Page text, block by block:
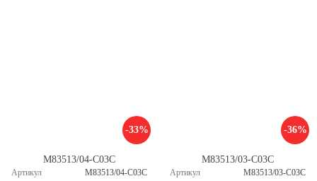
-33%
M83513/04-C03C
Артикул
M83513/04-C03C
-36%
M83513/03-C03C
Артикул
M83513/03-C03C